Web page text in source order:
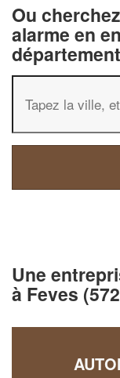
Ou
alarme en
Une
à Feves